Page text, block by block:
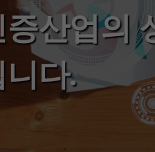
산업의
다.